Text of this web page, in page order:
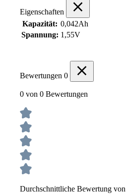
Eigenschaften
Kapazität: 0,042Ah
Spannung: 1,55V
Bewertungen 0
0 von 0 Bewertungen
Durchschnittliche Bewertung